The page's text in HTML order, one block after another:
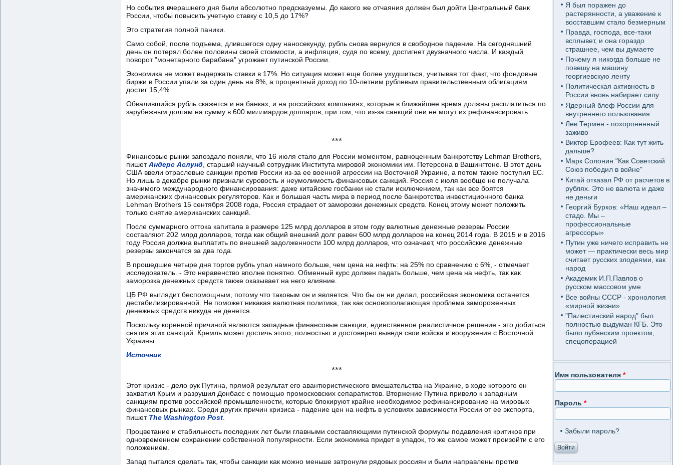
Но события вчерашнего дня были абсолютно предсказуемы. До какого же отчаяния должен был дойти Центральный банк
России, чтобы повысить учетную ставку с 10,5 до 17%?
Это стратегия полной паники.
Само собой, после подъема, длившегося одну наносекунду, рубль снова вернулся в свободное падение. На сегодняшний
день он потерял более половины своей стоимости, а инфляция, судя по всему, достигнет двузначного числа. И каждый
поворот "монетарного барабана" угрожает путинской России.
Экономика не может выдержать ставки в 17%. Но ситуация может еще более ухудшиться, учитывая тот факт, что фондовые
биржи в России упали за один день на 8%, а процентный доход по 10-летним рублевым правительственным облигациям
достиг 15,4%.
Обвалившийся рубль скажется и на банках, и на российских компаниях, которые в ближайшее время должны расплатиться по
зарубежным долгам на сумму в 600 миллиардов долларов, при том, что из-за санкций они не могут их рефинансировать.
***
Финансовые рынки запоздало поняли, что 16 июля стало для России моментом, равноценным банкротству Lehman Brothers,
пишетАндерс Аслунд , старший научный сотрудник Института мировой экономики им. Петерсона в Вашингтоне. В этот день
США ввели отраслевые санкции против России из-за ее военной агрессии на Восточной Украине, а потом также поступил ЕС.
Но лишь в декабре рынки признали суровость и неумолимость финансовых санкций. Россия с июля вообще не получала
значимого международного финансирования: даже китайские госбанки не стали исключением, так как все боятся
американских финансовых регуляторов. Как и большая часть мира в период после банкротства инвестиционного банка
Lehman Brothers 15 сентября 2008 года, Россия страдает от заморозки денежных средств. Конец этому может положить
только снятие американских санкций.
После суммарного оттока капитала в размере 125 млрд долларов в этом году валютные денежные резервы России
составляют 202 млрд долларов, тогда как общий внешний долг равен 600 млрд долларов на конец 2014 года. В 2015 и в 2016
году Россия должна выплатить по внешней задолженности 100 млрд долларов, что означает, что российские денежные
резервы закончатся за два года.
В прошедшие четыре дня торгов рубль упал намного больше, чем цена на нефть: на 25% по сравнению с 6%, - отмечает
исследователь. - Это неравенство вполне понятно. Обменный курс должен падать больше, чем цена на нефть, так как
заморозка денежных средств также оказывает на него влияние.
ЦБ РФ выглядит беспомощным, потому что таковым он и является. Что бы он ни делал, российская экономика останется
дестабилизированной. Не поможет никакая валютная политика, так как основополагающая проблема замороженных
денежных средств никуда не денется.
Поскольку коренной причиной являются западные финансовые санкции, единственное реалистичное решение - это добиться
снятия этих санкций. Кремль может достичь этого, полностью и достоверно выведя свои войска и вооружения с Восточной
Украины.
Источник
***
Этот кризис - дело рук Путина, прямой результат его авантюристического вмешательства на Украине, в ходе которого он
захватил Крым и разрушил Донбасс с помощью промосковских сепаратистов. Вторжение Путина привело к западным
санкциям против российской промышленности, которые блокируют крайне необходимое рефинансирование на мировых
финансовых рынках. Среди других причин кризиса - падение цен на нефть в условиях зависимости России от ее экспорта,
пишет The Washington Post
Процветание и стабильность последних лет были главными составляющими путинской формулы подавления критиков при
одновременном сохранении собственной популярности. Если экономика придет в упадок, то же самое может произойти с его
положением.
Запад пытался сделать так, чтобы санкции как можно меньше затронули рядовых россиян и были направлены против
Я был поражен до
растерянности, а уважение к
восставшим стало безмерным
Правда, господа, все-таки
всплывет, и она гораздо
страшнее, чем вы думаете
Почему я никогда больше не
повешу на машину
георгиевскую ленту
Политическая активность в
России вновь набирает силу
Ядерный блеф России для
внутреннего пользования
Лев Термен - похороненный
заживо
Виктор Ерофеев: Как тут жить
дальше?
Марк Солонин "Как Советский
Союз победил в войне"
Китай отказал РФ от расчетов в
рублях. Это не валюта и даже
не деньги
Георгий Бурков: «Наш идеал –
стадо. Мы –
профессиональные
агрессоры»
Путин уже ничего исправить не
может — практически весь мир
считает русских злодеями, как
народ
Академик И.П.Павлов о
русском массовом уме
Все войны СССР - хронология
«мирной жизни»
"Палестинский народ" был
полностью выдуман КГБ. Это
было лубянским проектом,
спецоперацией
Имя пользователя *
Пароль *
Забыли пароль?